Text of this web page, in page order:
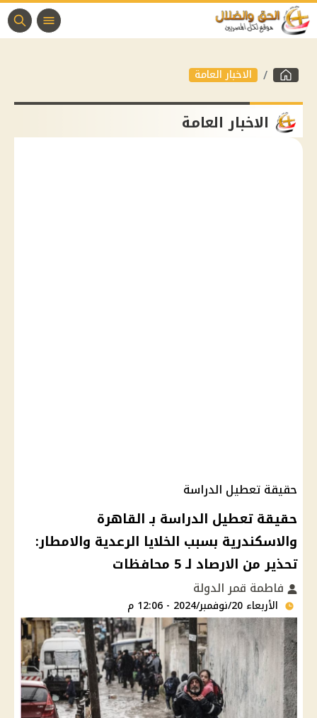
الاخبار العامة
الاخبار العامة
حقيقة تعطيل الدراسة
حقيقة تعطيل الدراسة بـ القاهرة
والاسكندرية بسبب الخلايا الرعدية والامطار:
تحذير من الارصاد لـ 5 محافظات
فاطمة قمر الدولة
الأربعاء 20/نوفمبر/2024 - 12:06 م